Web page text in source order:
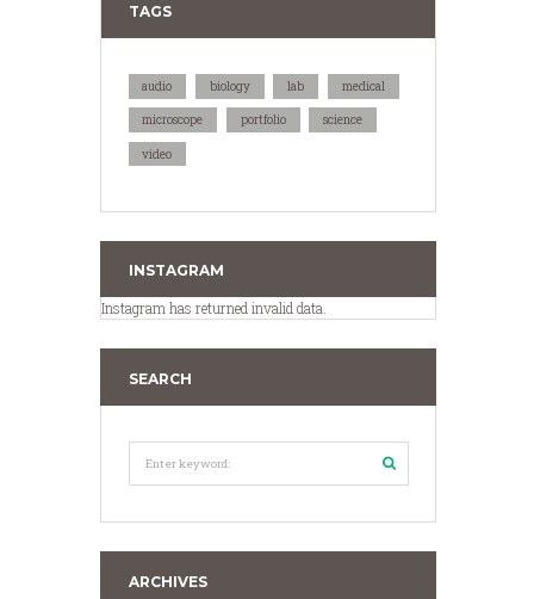
TAGS
audio biology lab medical
microscope portfolio science
video
INSTAGRAM
Instagram has returned invalid data.
SEARCH
ARCHIVES